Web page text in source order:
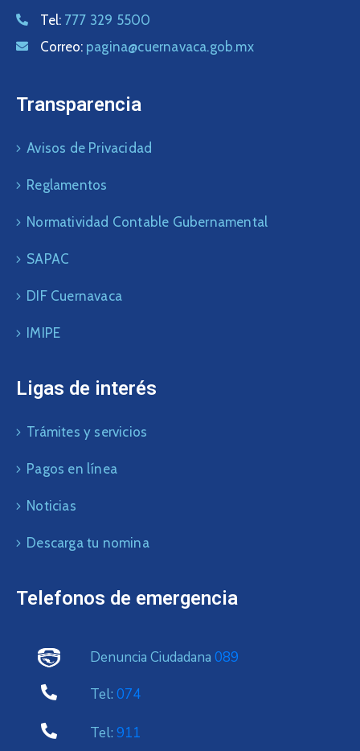
Tel: 777 329 5500
Correo: pagina@cuernavaca.gob.mx
Transparencia
Avisos de Privacidad
Reglamentos
Normatividad Contable Gubernamental
SAPAC
DIF Cuernavaca
IMIPE
Ligas de interés
Trámites y servicios
Pagos en línea
Noticias
Descarga tu nomina
Telefonos de emergencia
Denuncia Ciudadana 089
Tel: 074
Tel: 911